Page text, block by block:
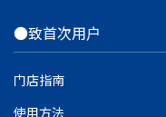
●致首次用户
门店指南
使用方法